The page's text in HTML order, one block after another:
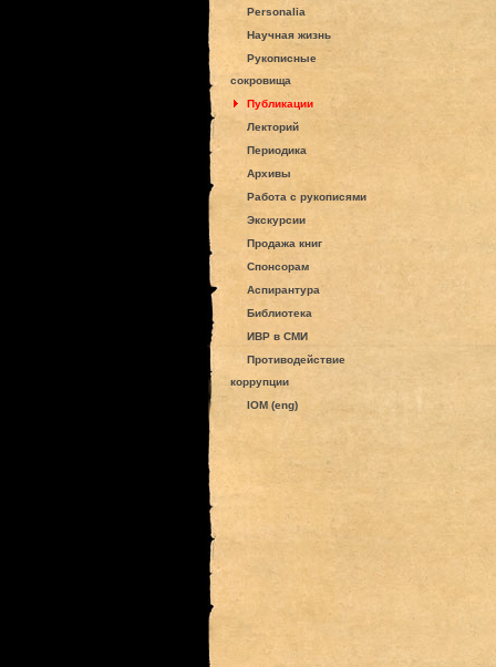
Personalia
Научная жизнь
Рукописные
сокровища
Публикации
Лекторий
Периодика
Архивы
Работа с рукописями
Экскурсии
Продажа книг
Спонсорам
Аспирантура
Библиотека
ИВР в СМИ
Противодействие
коррупции
IOM (eng)